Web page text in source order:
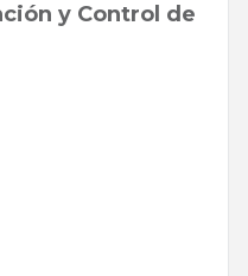
y Control de